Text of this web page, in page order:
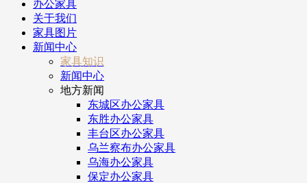
办公家具
关于我们
家具图片
新闻中心
家具知识
新闻中心
地方新闻
东城区办公家具
东胜办公家具
丰台区办公家具
乌兰察布办公家具
乌海办公家具
保定办公家具